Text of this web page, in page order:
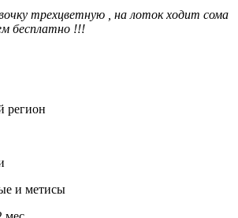
трехцветную , на лоток ходит сома
бесплатно !!!
регион
и метисы